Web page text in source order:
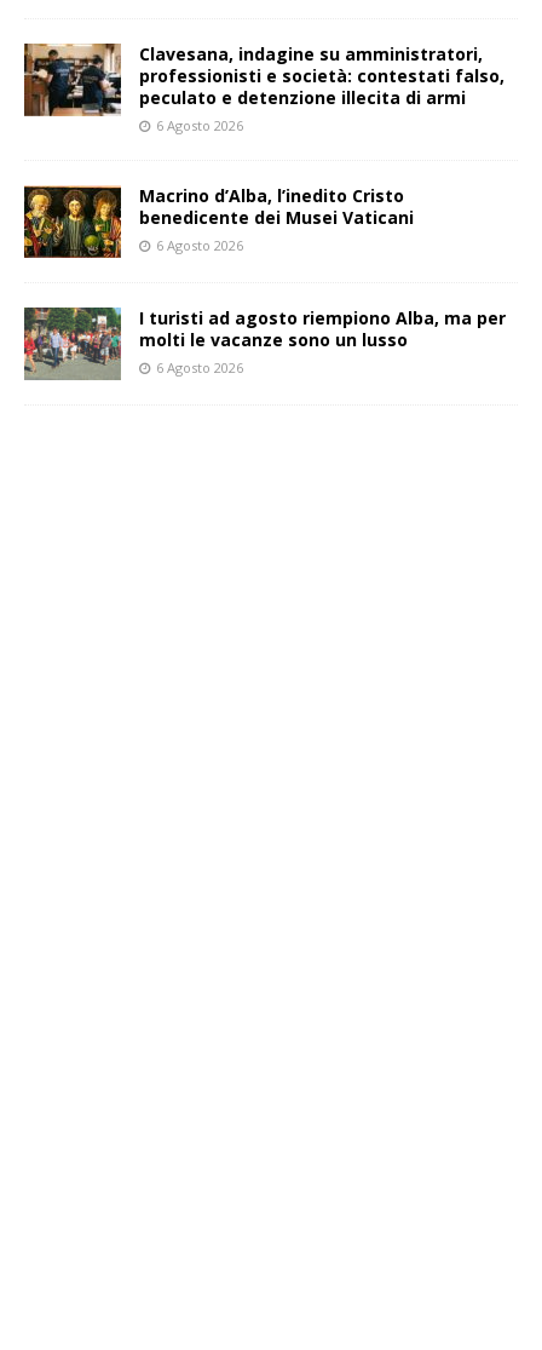
Clavesana, indagine su amministratori,
professionisti e società: contestati falso,
peculato e detenzione illecita di armi
6 Agosto 2026
Macrino d’Alba, l’inedito Cristo
benedicente dei Musei Vaticani
6 Agosto 2026
I turisti ad agosto riempiono Alba, ma per
molti le vacanze sono un lusso
6 Agosto 2026